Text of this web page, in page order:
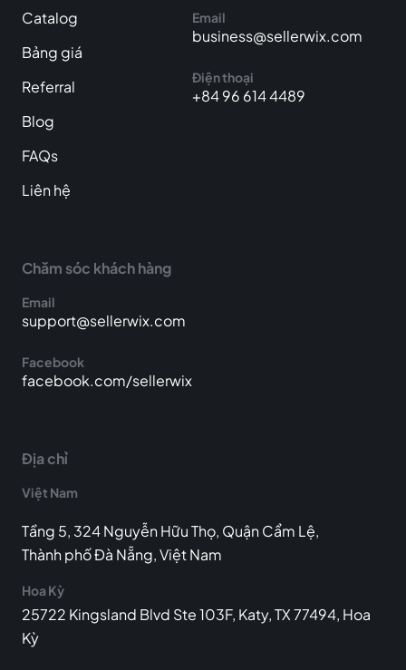
Catalog
Bảng giá
Referral
Blog
FAQs
Liên hệ
Email
business@sellerwix.com
Điện thoại
+84 96 614 4489
Chăm sóc khách hàng
Email
support@sellerwix.com
Facebook
facebook.com/sellerwix
Địa chỉ
Việt Nam
Tầng 5, 324 Nguyễn Hữu Thọ, Quận Cẩm Lệ,
Thành phố Đà Nẵng, Việt Nam
Hoa Kỳ
25722 Kingsland Blvd Ste 103F, Katy, TX 77494, Hoa
Kỳ